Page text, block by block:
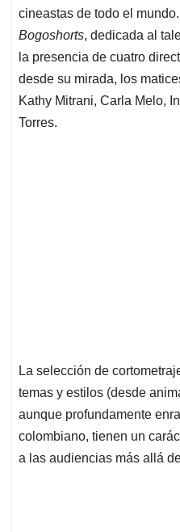
cineastas de todo el
Bogoshorts, dedicada al
la presencia de cuatro
desde su mirada, los
Kathy Mitrani, Carla Melo,
Torres.
La selección de
temas y estilos (desde
aunque profundamente
colombiano, tienen un
a las audiencias más allá